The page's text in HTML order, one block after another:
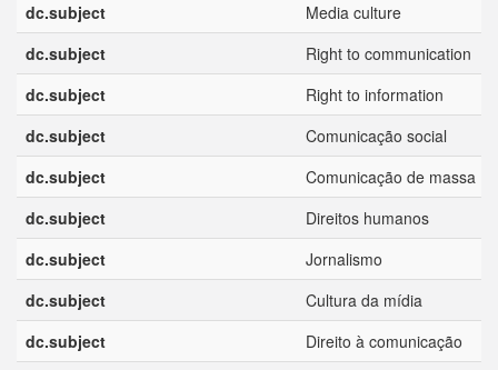
dc.subject
Media culture
dc.subject
Right to communication
dc.subject
Right to information
dc.subject
Comunicação social
dc.subject
Comunicação de massa
dc.subject
Direitos humanos
dc.subject
Jornalismo
dc.subject
Cultura da mídia
dc.subject
Direito à comunicação